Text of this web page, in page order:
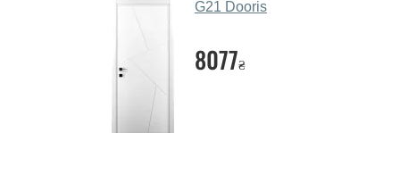
G21 Dooris
8077₴